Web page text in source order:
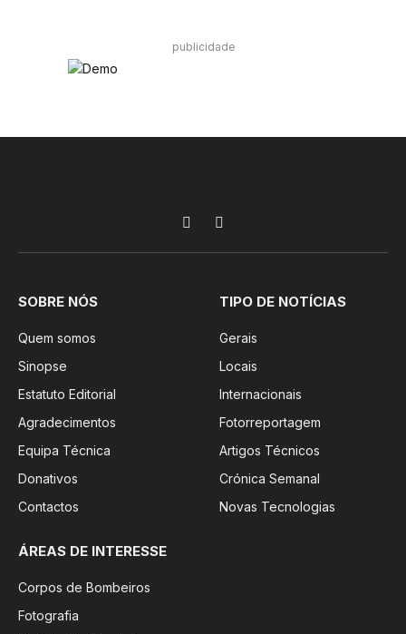
publicidade
FacebookInstagram
SOBRE NÓS
Quem somos
Sinopse
Estatuto Editorial
Agradecimentos
Equipa Técnica
Donativos
Contactos
TIPO DE NOTÍCIAS
Gerais
Locais
Internacionais
Fotorreportagem
Artigos Técnicos
Crónica Semanal
Novas Tecnologias
ÁREAS DE INTERESSE
Corpos de Bombeiros
Fotografia